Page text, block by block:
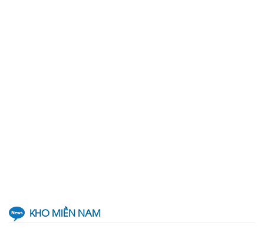
KHO MIỀN NAM